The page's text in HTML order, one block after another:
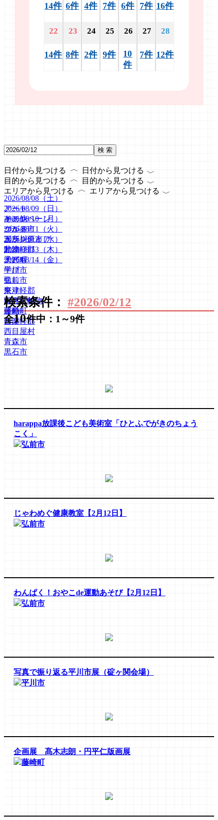
14件 6件 4件 7件 6件 7件 16件
22
14件
23
8件
24
2件
25
9件
26
10
件
27
7件
28
12件
検 索
日付から見つける 〈 日付から見つける 〈
2026/08/08（土）
2026/08/09（日）
2026/08/10（月）
2026/08/11（火）
2026/08/12（水）
2026/08/13（木）
2026/08/14（金）
目的から見つける 〈 目的から見つける 〈
アート
キャンペーン
グルメ
ボランティア
動物
子ども
学び
癒し
祭り
自然・植物
運動
音楽
エリアから見つける 〈 エリアから見つける 〈
その他
つがる市
五所川原市
北津軽郡
大鰐町
平川市
弘前市
東津軽郡
田舎館村
藤崎町
西津軽郡
西目屋村
青森市
黒石市
検索条件： #2026/02/12
全10件中：1～9件
harappa放課後こども美術室「ひとふでがきのちょう
こく」
弘前市
じゃわめぐ健康教室【2月12日】
弘前市
わんぱく！おやこde運動あそび【2月12日】
弘前市
写真で振り返る平川市展（碇ヶ関会場）
平川市
企画展 髙木志朗・円平仁版画展
藤崎町